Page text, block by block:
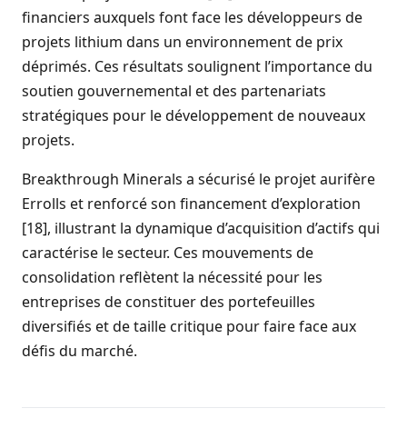
financiers auxquels font face les développeurs de
projets lithium dans un environnement de prix
déprimés. Ces résultats soulignent l’importance du
soutien gouvernemental et des partenariats
stratégiques pour le développement de nouveaux
projets.
Breakthrough Minerals a sécurisé le projet aurifère
Errolls et renforcé son financement d’exploration
[18], illustrant la dynamique d’acquisition d’actifs qui
caractérise le secteur. Ces mouvements de
consolidation reflètent la nécessité pour les
entreprises de constituer des portefeuilles
diversifiés et de taille critique pour faire face aux
défis du marché.